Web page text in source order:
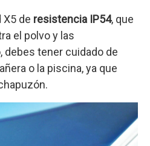
X5 de resistencia IP54, que
el polvo y las
debes tener cuidado de
o la piscina, ya que